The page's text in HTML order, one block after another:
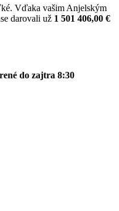
Vďaka vašim Anjelským
darovali už 1 501 406,00 €
do zajtra 8:30